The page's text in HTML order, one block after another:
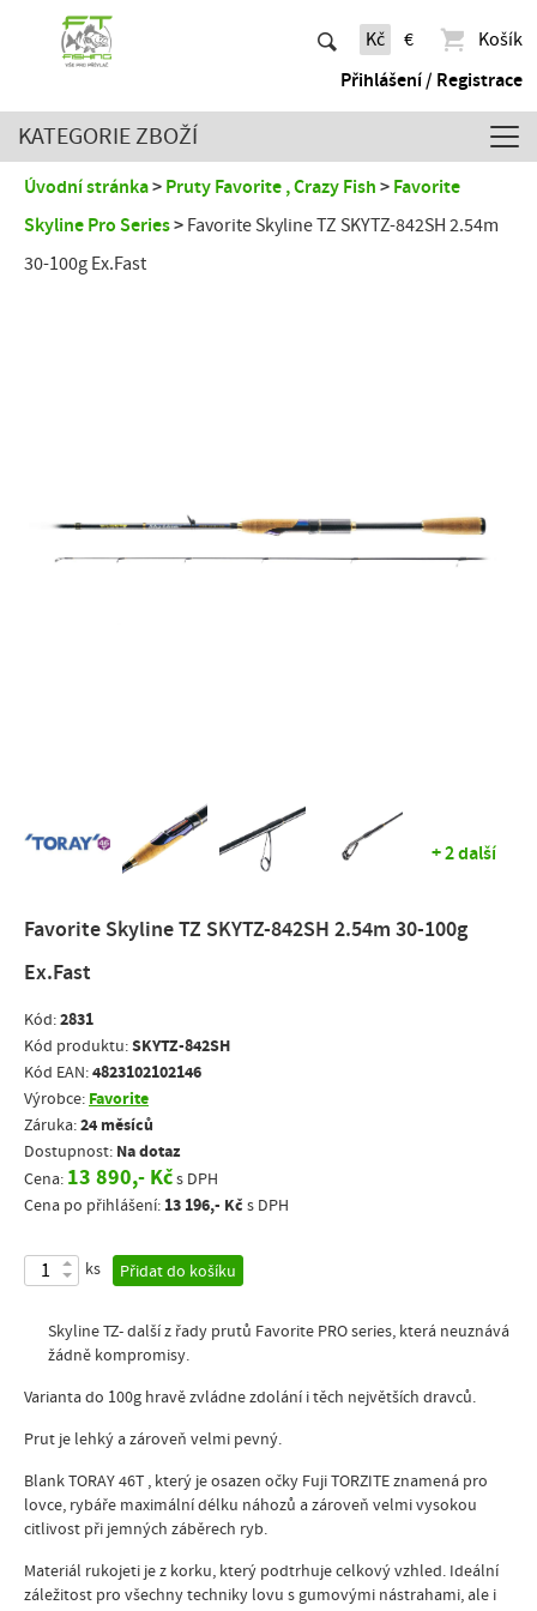
Kč €
Košík
Přihlášení / Registrace
KATEGORIE ZBOŽÍ
Úvodní stránka Pruty Favorite , Crazy Fish
Favorite
Skyline Pro Series
Favorite Skyline TZ SKYTZ-842SH 2.54m
30-100g Ex.Fast
+ 2 další
Favorite Skyline TZ SKYTZ-842SH 2.54m 30-100g
Ex.Fast
Kód:2831
Kód produktu:SKYTZ-842SH
Kód EAN:4823102102146
Výrobce: Favorite
Záruka:24 měsíců
Dostupnost: Na dotaz
Cena: 13 890,- Kčs DPH
Cena po přihlášení: 13 196,- Kč s DPH
ks Přidat do košíku
Skyline TZ- další z řady prutů Favorite PRO series, která neuznává
žádně kompromisy.
Varianta do 100g hravě zvládne zdolání i těch největších dravců.
Prut je lehký a zároveň velmi pevný.
Blank TORAY 46T , který je osazen očky Fuji TORZITE znamená pro
lovce, rybáře maximální délku náhozů a zároveň velmi vysokou
citlivost při jemných záběrech ryb.
Materiál rukojeti je z korku, který podtrhuje celkový vzhled. Ideální
záležitost pro všechny techniky lovu s gumovými nástrahami, ale i